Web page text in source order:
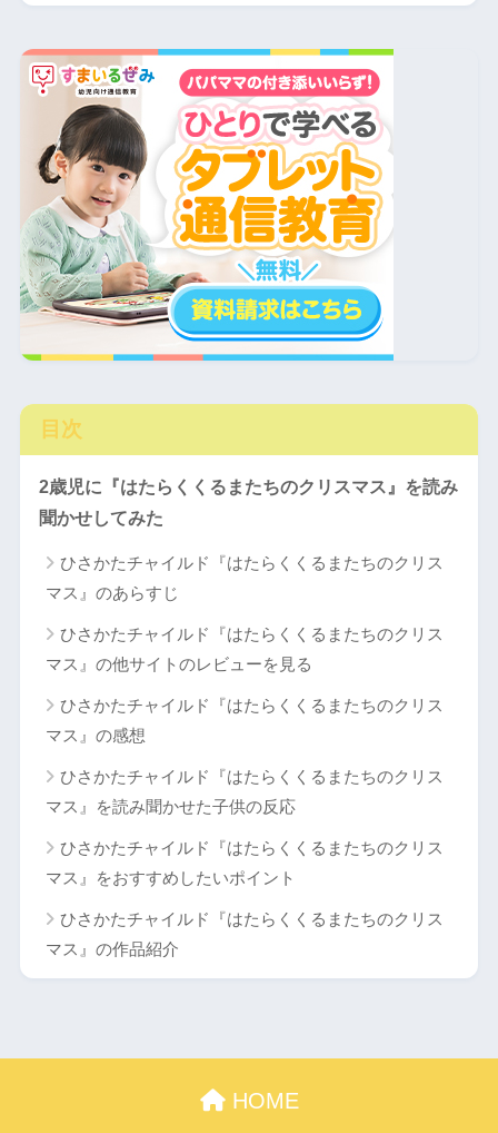
目次
2歳児に『はたらくくるまたちのクリスマス』を読み
聞かせしてみた
ひさかたチャイルド『はたらくくるまたちのクリス
マス』のあらすじ
ひさかたチャイルド『はたらくくるまたちのクリス
マス』の他サイトのレビューを見る
ひさかたチャイルド『はたらくくるまたちのクリス
マス』の感想
ひさかたチャイルド『はたらくくるまたちのクリス
マス』を読み聞かせた子供の反応
ひさかたチャイルド『はたらくくるまたちのクリス
マス』をおすすめしたいポイント
ひさかたチャイルド『はたらくくるまたちのクリス
マス』の作品紹介
HOME